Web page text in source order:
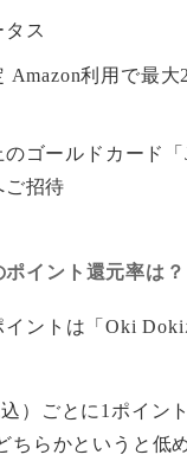
ス
Amazon利用で最大
ゴールドカード「
ご招待
イント還元率は？
イントは「Oki
）ごとに1ポイン
ちらかというと低